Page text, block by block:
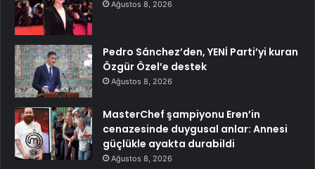
Ağustos 8, 2026
Pedro Sánchez’den, YENİ Parti’yi kuran
Özgür Özel’e destek
Ağustos 8, 2026
MasterChef şampiyonu Eren’in
cenazesinde duygusal anlar: Annesi
güçlükle ayakta durabildi
Ağustos 8, 2026